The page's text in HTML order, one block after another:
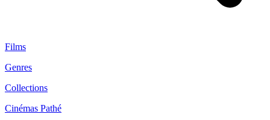
Films
Genres
Collections
Cinémas Pathé